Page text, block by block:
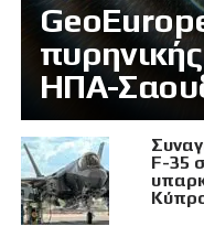
ΗΠΑ-
F-35